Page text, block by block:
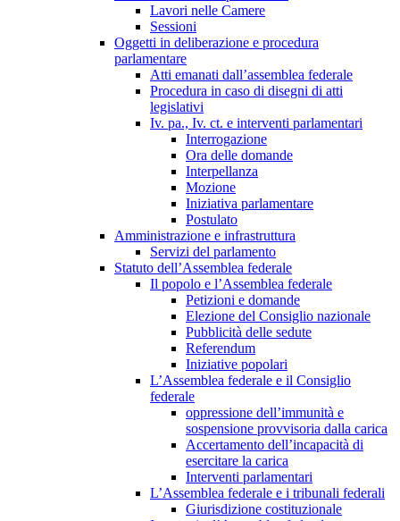
Lavori nelle Camere
Sessioni
Oggetti in deliberazione e procedura
parlamentare
Atti emanati dall’assemblea federale
Procedura in caso di disegni di atti
legislativi
Iv. pa., Iv. ct. e interventi parlamentari
Interrogazione
Ora delle domande
Interpellanza
Mozione
Iniziativa parlamentare
Postulato
Amministrazione e infrastruttura
Servizi del parlamento
Statuto dell’Assemblea federale
Il popolo e l’Assemblea federale
Petizioni e domande
Elezione del Consiglio nazionale
Pubblicità delle sedute
Referendum
Iniziative popolari
L’Assemblea federale e il Consiglio
federale
oppressione dell’immunità e
sospensione provvisoria dalla carica
Accertamento dell’incapacità di
esercitare la carica
Interventi parlamentari
L’Assemblea federale e i tribunali federali
Giurisdizione costituzionale